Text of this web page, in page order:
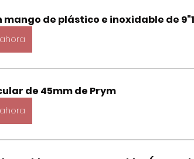
mango de plástico e inoxidable de
de 45mm de Prym